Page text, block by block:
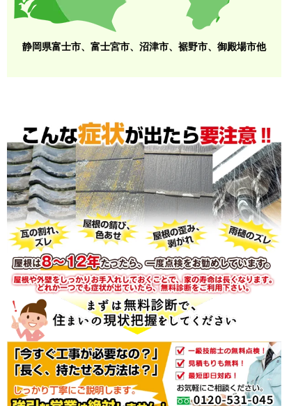
静岡県富士市、富士宮市、沼津市、裾野市、御殿場市他